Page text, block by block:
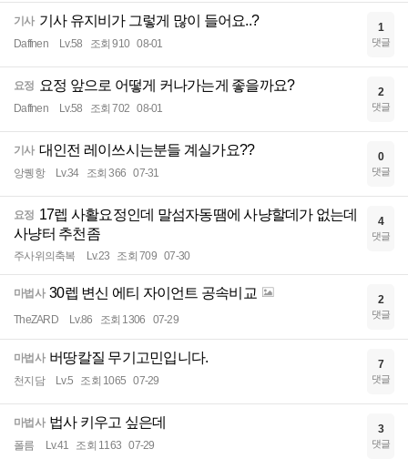
기사 기사 유지비가 그렇게 많이 들어요..?
Daffnen Lv.58 조회 910 08-01
1
댓글
요정 요정 앞으로 어떻게 커나가는게 좋을까요?
Daffnen Lv.58 조회 702 08-01
2
댓글
기사 대인전 레이쓰시는분들 계실가요??
앙퀭항 Lv.34 조회 366 07-31
0
댓글
요정 17렙 사활요정인데 말섬자동땜에 사냥할데가 없는데
사냥터 추천좀
주사위의축복 Lv.23 조회 709 07-30
4
댓글
마법사 30렙 변신 에티 자이언트 공속비교
TheZARD Lv.86 조회 1306 07-29
2
댓글
마법사 버땅칼질 무기고민입니다.
천지담 Lv.5 조회 1065 07-29
7
댓글
마법사 법사 키우고 싶은데
폴름 Lv.41 조회 1163 07-29
3
댓글